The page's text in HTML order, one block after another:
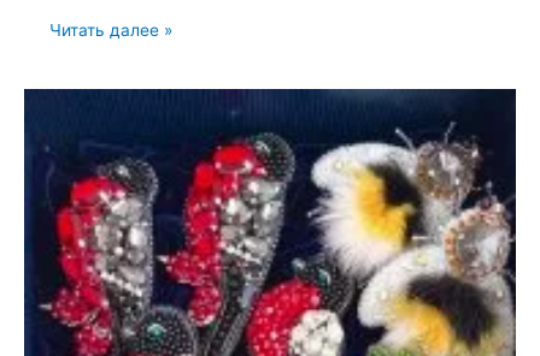
Брошь
Читать далее »